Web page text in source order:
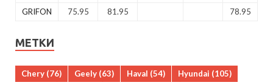
GRIFON
75.95 81.95 78.95
МЕТКИ
Chery (76) Geely (63) Haval (54) Hyundai (105)